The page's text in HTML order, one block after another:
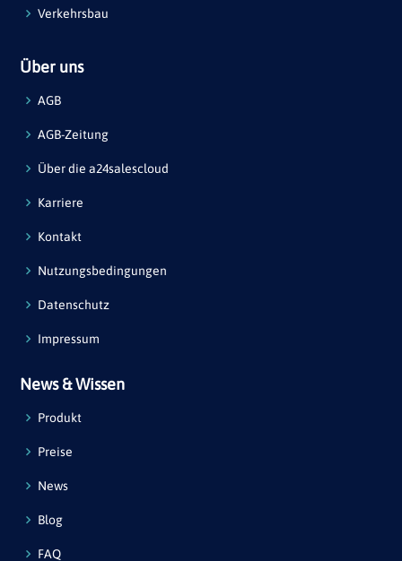
Verkehrsbau
Über uns
AGB
AGB-Zeitung
Über die a24salescloud
Karriere
Kontakt
Nutzungsbedingungen
Datenschutz
Impressum
News & Wissen
Produkt
Preise
News
Blog
FAQ